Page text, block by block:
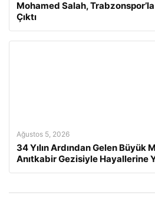
Mohamed Salah,
Çıktı
Ağustos 5, 2026
34 Yılın Ardından Gelen Büyük
Anıtkabir Gezisiyle Hayallerine